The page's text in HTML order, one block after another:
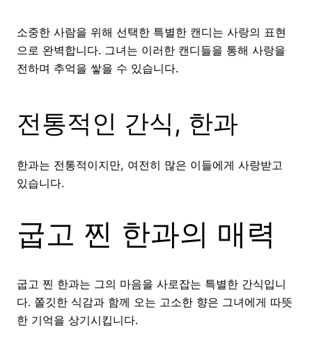
소중한 사람을 위해 선택한 특별한 캔디는 사랑의 표현
으로 완벽합니다. 그녀는 이러한 캔디들을 통해 사랑을
전하며 추억을 쌓을 수 있습니다.
전통적인 간식, 한과
한과는 전통적이지만, 여전히 많은 이들에게 사랑받고
있습니다.
굽고 찐 한과의 매력
굽고 찐 한과는 그의 마음을 사로잡는 특별한 간식입니
다. 쫄깃한 식감과 함께 오는 고소한 향은 그녀에게 따뜻
한 기억을 상기시킵니다.